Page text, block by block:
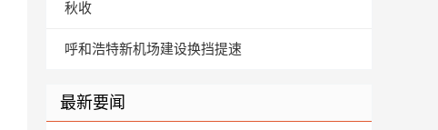
秋收
呼和浩特新机场建设换挡提速
最新要闻